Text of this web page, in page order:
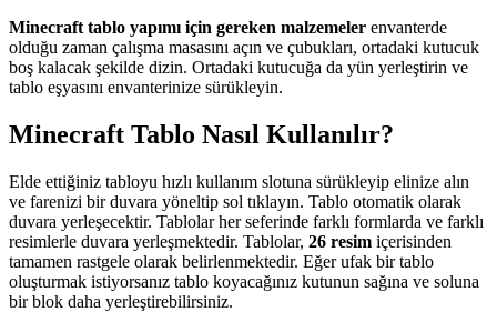
Minecraft tablo yapımı için gereken malzemeler envanterde
olduğu zaman çalışma masasını açın ve çubukları, ortadaki kutucuk
boş kalacak şekilde dizin. Ortadaki kutucuğa da yün yerleştirin ve
tablo eşyasını envanterinize sürükleyin.
Minecraft Tablo Nasıl Kullanılır?
Elde ettiğiniz tabloyu hızlı kullanım slotuna sürükleyip elinize alın
ve farenizi bir duvara yöneltip sol tıklayın. Tablo otomatik olarak
duvara yerleşecektir. Tablolar her seferinde farklı formlarda ve farklı
resimlerle duvara yerleşmektedir. Tablolar, 26 resim içerisinden
tamamen rastgele olarak belirlenmektedir. Eğer ufak bir tablo
oluşturmak istiyorsanız tablo koyacağınız kutunun sağına ve soluna
bir blok daha yerleştirebilirsiniz.